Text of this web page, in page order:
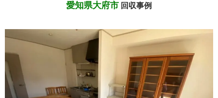
愛知県大府市 回収事例